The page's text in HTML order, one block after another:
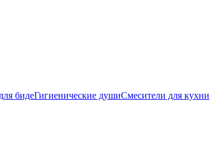
бидеГигиенические душиСмесители для кухни